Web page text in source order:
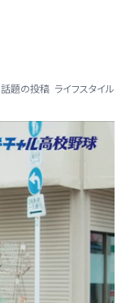
話題の投稿 ライフスタイル